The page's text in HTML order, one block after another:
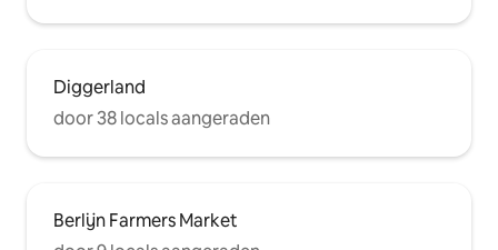
Diggerland
door 38 locals aangeraden
Berlijn Farmers Market